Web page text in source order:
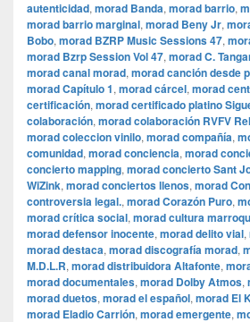
autenticidad, morad Banda, morad barrio,
morad barrio marginal, morad Beny Jr,
Bobo, morad BZRP Music Sessions 47,
morad Bzrp Session Vol 47, morad C.
morad canal morad, morad canción desde
morad Capítulo 1, morad cárcel, morad
certificación, morad certificado platino
colaboración, morad colaboración RVFV
morad coleccion vinilo, morad compañía,
comunidad, morad conciencia, morad
concierto mapping, morad concierto Sant
WiZink, morad conciertos llenos, morad
controversia legal., morad Corazón Puro,
morad crítica social, morad cultura
morad defensor inocente, morad delito vial,
morad destaca, morad discografía morad,
M.D.L.R, morad distribuidora Altafonte,
morad documentales, morad Dolby Atmos,
morad duetos, morad el español, morad El
morad Eladio Carrión, morad emergente,